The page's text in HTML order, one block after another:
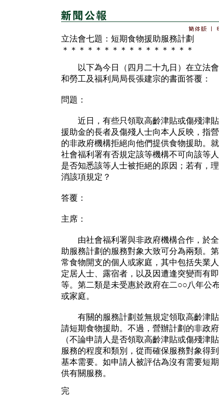
立法會七題：短期食物援助服務計劃
＊＊＊＊＊＊＊＊＊＊＊＊＊＊＊＊
以下為今日（四月二十九日）在立法會
和勞工及福利局局長張建宗的書面答覆：
問題：
近日，有些只領取高齡津貼或傷殘津貼
援助金的長者及傷殘人士向本人反映，指
的非政府機構拒絕向他們提供食物援助。
社會福利署有否規定該等機構不可向該等
是否知悉該等人士被拒絕的原因；若有，
消該項規定？
答覆：
主席：
由社會福利署與非政府機構合作，於全
助服務計劃的服務對象大致可分為兩類。
常食物開支的個人或家庭，其中包括失業
定居人士、露宿者，以及因遭逢突變而有
等。第二類是未受惠於政府在二○○八年公
或家庭。
有關的服務計劃並無規定領取高齡津貼
請短期食物援助。不過，營辦計劃的非政
（不論申請人是否領取高齡津貼或傷殘津
服務的程度和類別，從而確保服務對象得
基本需要。如申請人被評估為沒有需要短
供有關服務。
完